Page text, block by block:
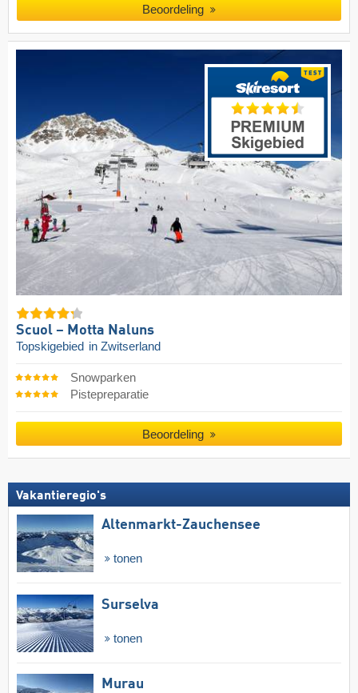
Beoordeling
Scuol – Motta Naluns
Topskigebied in Zwitserland
Snowparken
Pistepreparatie
Beoordeling
Vakantieregio's
Altenmarkt-Zauchensee
tonen
Surselva
tonen
Murau